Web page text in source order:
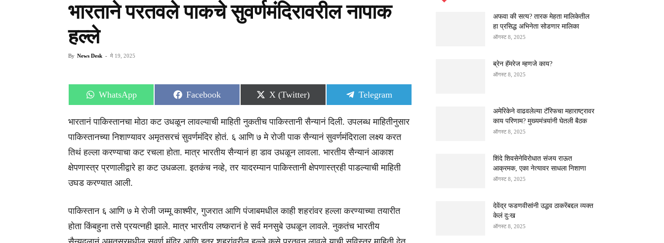
भारताने परतवले पाकचे सुवर्णमंदिरावरील नापाक
हल्ले
By News Desk - मे 19, 2025
Share
on
WhatsApp
Share
on
Facebook
Share
on
X (Twitter)
Share
on
Telegram
भारतानं पाकिस्तानचा मोठा कट उधळून लावल्याची माहिती नुकतीच पाकिस्तानी सैन्यानं दिली. उपलब्ध माहितीनुसार
पाकिस्तानच्या निशाण्यावर अमृतसरचं सुवर्णमंदिर होतं. ६ आणि ७ मे रोजी पाक सैन्यानं सुवर्णमंदिराला लक्ष्य करत
तिथं हल्ला करण्याचा कट रचला होता. मात्र भारतीय सैन्यानं हा डाव उधळून लावला. भारतीय सैन्यानं आकाश
क्षेपणास्त्र प्रणालीद्वारे हा कट उधळला. इतकंच नव्हे, तर यादरम्यान पाकिस्तानी क्षेपणास्त्रही पाडल्याची माहिती
उघड करण्यात आली.
पाकिस्तान ६ आणि ७ मे रोजी जम्मू काश्मीर, गुजरात आणि पंजाबमधील काही शहरांवर हल्ला करण्याच्या तयारीत
होता किंबहुना तसे प्रयत्नही झाले. मात्र भारतीय लष्करानं हे सर्व मनसुबे उधळून लावले. नुकतंच भारतीय
अफवा की सत्य? तारक मेहता मालिकेतील
हा प्रसिद्ध अभिनेता सोडणार मालिका
ऑगस्ट 8, 2025
ब्रेन हॅमरेज म्हणजे काय?
ऑगस्ट 8, 2025
अमेरिकेने वाढवलेल्या टॅरिफचा महाराष्ट्रावर
काय परिणाम? मुख्यमंत्र्यांनी घेतली बैठक
ऑगस्ट 8, 2025
शिंदे शिवसेनेविरोधात संजय राऊत
आक्रमक, एका नेत्यावर साधला निशाणा
ऑगस्ट 8, 2025
देवेंद्र फडणवीसांनी उद्धव ठाकरेंबद्दल व्यक्त
केलं दुःख
ऑगस्ट 8, 2025